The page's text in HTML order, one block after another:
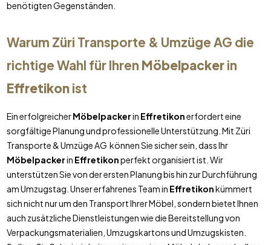
benötigten Gegenständen.
Warum Züri Transporte & Umzüge AG die
richtige Wahl für Ihren Möbelpackerin
Effretikonist
Ein erfolgreicherMöbelpackerin Effretikonerfordert eine
sorgfältige Planung und professionelle Unterstützung. Mit Züri
Transporte & Umzüge AG können Sie sicher sein, dass Ihr
Möbelpackerin Effretikonperfekt organisiert ist. Wir
unterstützen Sie von der ersten Planung bis hin zur Durchführung
am Umzugstag. Unser erfahrenes Team in Effretikonkümmert
sich nicht nur um den Transport Ihrer Möbel, sondern bietet Ihnen
auch zusätzliche Dienstleistungen wie die Bereitstellung von
Verpackungsmaterialien, Umzugskartons und Umzugskisten.